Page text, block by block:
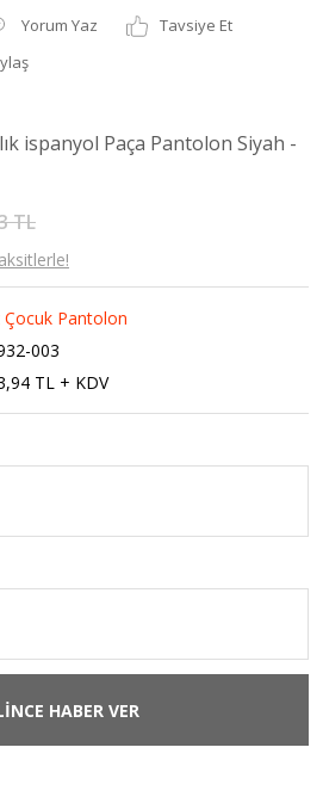
Yorum Yaz
Tavsiye Et
ispanyol Paça Pantolon Siyah -
TL
Çocuk Pantolon
003
TL + KDV
HABER VER